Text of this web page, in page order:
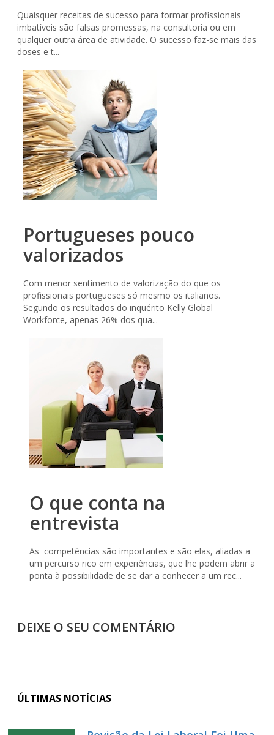
Quaisquer receitas de sucesso para formar profissionais
imbatíveis são falsas promessas, na consultoria ou em
qualquer outra área de atividade. O sucesso faz-se mais das
doses e t...
Portugueses pouco
valorizados
Com menor sentimento de valorização do que os
profissionais portugueses só mesmo os italianos.
Segundo os resultados do inquérito Kelly Global
Workforce, apenas 26% dos qua...
O que conta na
entrevista
As competências são importantes e são elas, aliadas a
um percurso rico em experiências, que lhe podem abrir a
ponta à possibilidade de se dar a conhecer a um rec...
DEIXE O SEU COMENTÁRIO
ÚLTIMAS NOTÍCIAS